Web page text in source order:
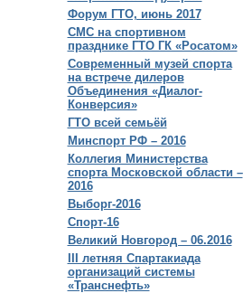
Форум ГТО, июнь 2017
СМС на спортивном
празднике ГТО ГК «Росатом»
Современный музей спорта
на встрече дилеров
Объединения «Диалог-
Конверсия»
ГТО всей семьёй
Минспорт РФ – 2016
Коллегия Министерства
спорта Московской области –
2016
Выборг-2016
Спорт-16
Великий Новгород – 06.2016
III летняя Спартакиада
организаций системы
«Транснефть»